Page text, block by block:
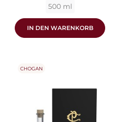
500 ml
IN DEN WARENKORB
CHOGAN